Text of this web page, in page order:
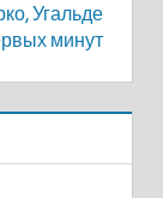
Угальде
минут